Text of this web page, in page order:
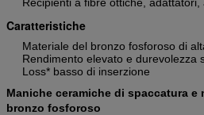
Caratteristiche
Materiale del bronzo fosforoso di
Rendimento elevato e durevolezza
Loss* basso di inserzione
Maniche ceramiche di spaccatura e
bronzo fosforoso